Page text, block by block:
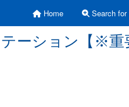
Home Search for
ーション【※重